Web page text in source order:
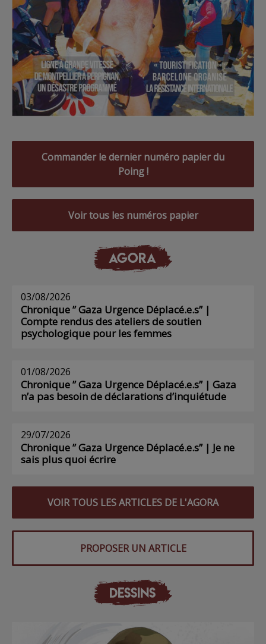
Commander le dernier numéro papier du
Poing !
Voir tous les numéros papier
AGORA
03/08/2026
Chronique ” Gaza Urgence Déplacé.e.s” |
Compte rendus des ateliers de soutien
psychologique pour les femmes
01/08/2026
Chronique ” Gaza Urgence Déplacé.e.s” | Gaza
n’a pas besoin de déclarations d’inquiétude
29/07/2026
Chronique ” Gaza Urgence Déplacé.e.s” | Je ne
sais plus quoi écrire
VOIR TOUS LES ARTICLES DE L'AGORA
PROPOSER UN ARTICLE
DESSINS